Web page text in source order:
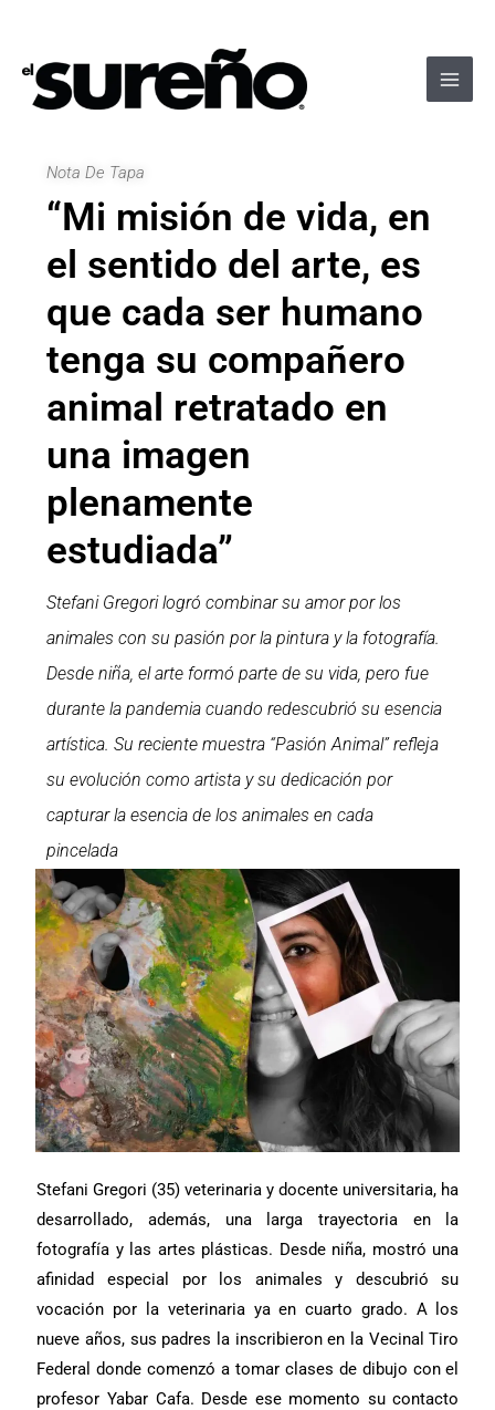
contenido
Nota De Tapa
“Mi misión de vida, en
el sentido del arte, es
que cada ser humano
tenga su compañero
animal retratado en
una imagen
plenamente
estudiada”
Stefani Gregori logró combinar su amor por los
animales con su pasión por la pintura y la fotografía.
Desde niña, el arte formó parte de su vida, pero fue
durante la pandemia cuando redescubrió su esencia
artística. Su reciente muestra “Pasión Animal” refleja
su evolución como artista y su dedicación por
capturar la esencia de los animales en cada
pincelada
Stefani Gregori (35) veterinaria y docente universitaria, ha
desarrollado, además, una larga trayectoria en la
fotografía y las artes plásticas. Desde niña, mostró una
afinidad especial por los animales y descubrió su
vocación por la veterinaria ya en cuarto grado. A los
nueve años, sus padres la inscribieron en la Vecinal Tiro
Federal donde comenzó a tomar clases de dibujo con el
profesor Yabar Cafa. Desde ese momento su contacto
entradas